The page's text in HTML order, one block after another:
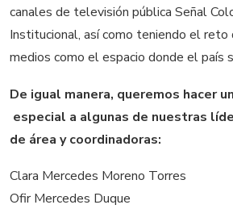
canales de televisión pública Señal
Institucional, así como teniendo el
medios como el espacio donde el país
De igual manera, queremos hacer
especial a algunas de nuestras
de área y coordinadoras:
Clara Mercedes Moreno Torres
Ofir Mercedes Duque